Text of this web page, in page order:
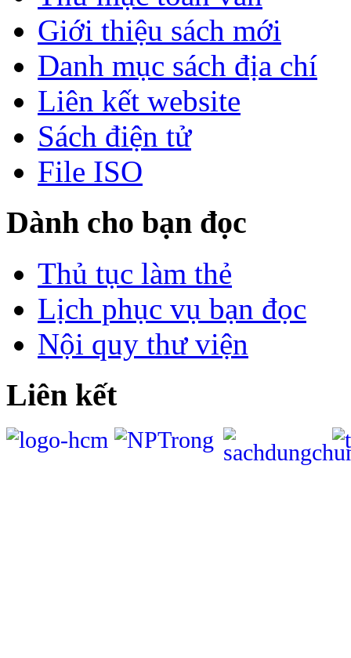
Giới thiệu sách mới
Danh mục sách địa chí
Liên kết website
Sách điện tử
File ISO
Dành cho bạn đọc
Thủ tục làm thẻ
Lịch phục vụ bạn đọc
Nội quy thư viện
Liên kết